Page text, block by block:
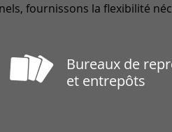
fournissons la flexibilité
Bureaux de
et entrepôts